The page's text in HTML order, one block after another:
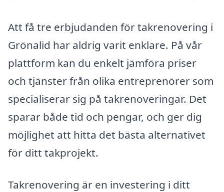
Att få tre erbjudanden för takrenovering i
Grönalid har aldrig varit enklare. På vår
plattform kan du enkelt jämföra priser
och tjänster från olika entreprenörer som
specialiserar sig på takrenoveringar. Det
sparar både tid och pengar, och ger dig
möjlighet att hitta det bästa alternativet
för ditt takprojekt.
Takrenovering är en investering i ditt